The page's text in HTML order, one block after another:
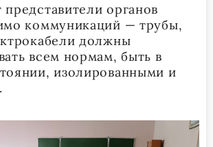
органов
коммуникаций — трубы,
должны
всем нормам, быть в
изолированными и